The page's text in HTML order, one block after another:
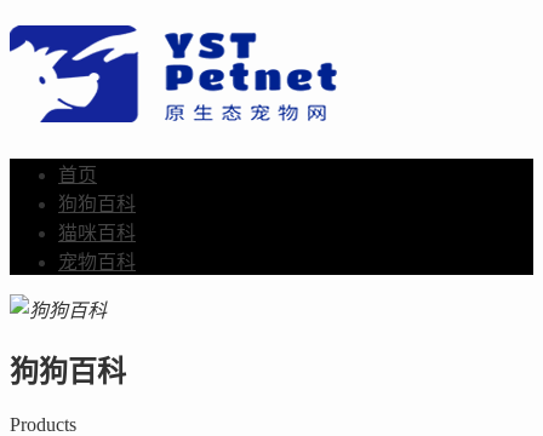
首页
狗狗百科
猫咪百科
宠物百科
狗狗百科
Products